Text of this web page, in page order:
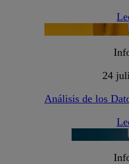
24
Análisis de los